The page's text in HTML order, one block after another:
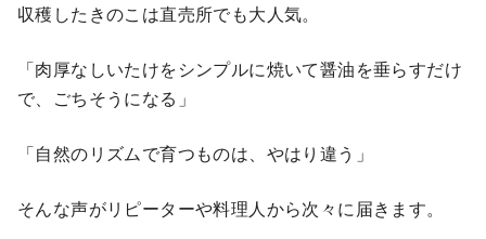
収穫したきのこは直売所でも大人気。
「肉厚なしいたけをシンプルに焼いて醤油を垂らすだけ
で、ごちそうになる」
「自然のリズムで育つものは、やはり違う」
そんな声がリピーターや料理人から次々に届きます。